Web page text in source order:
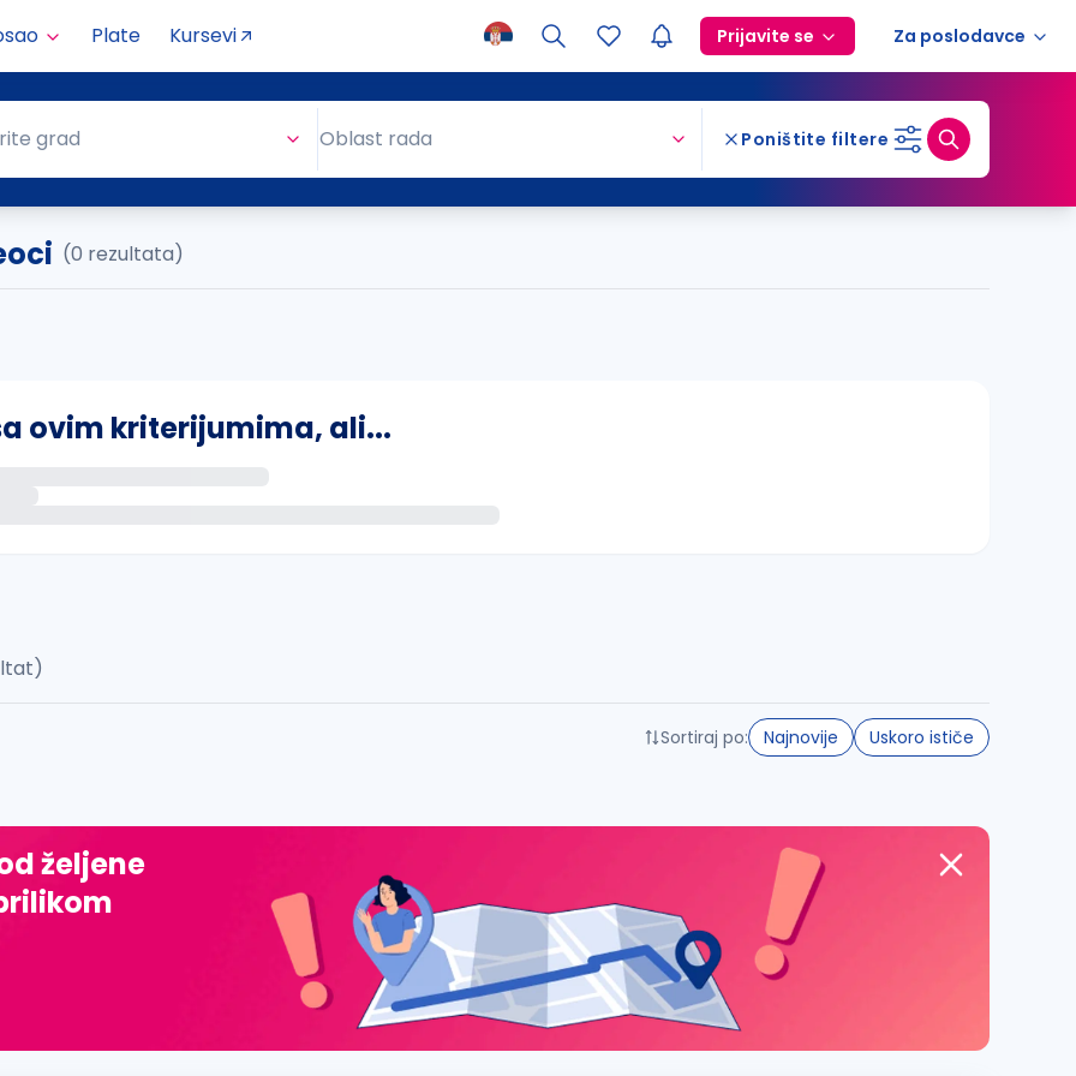
Plate Kursevi Prijavite se Za poslodavce
grad Oblast rada Poništite filtere
(0 rezultata)
ovim kriterijumima, ali...
đ, ž, dž)
Sortiraj po: Najnovije Uskoro ističe
željene